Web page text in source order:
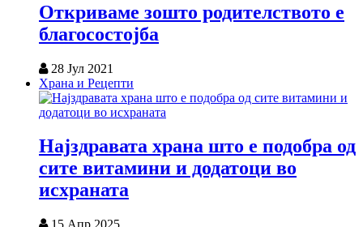
Откриваме зошто родителството е
благосостојба
28 Јул 2021
Храна и Рецепти
Најздравата храна што е подобра од
сите витамини и додатоци во
исхраната